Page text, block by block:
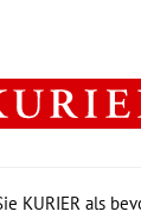
Politik
KURIER als